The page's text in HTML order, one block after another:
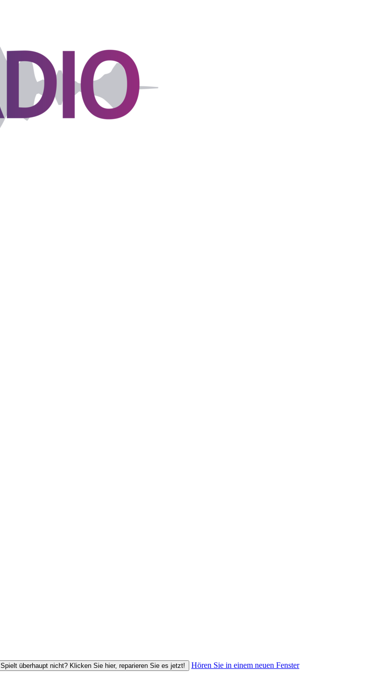
Spielt überhaupt nicht? Klicken Sie hier, reparieren Sie es jetzt! Hören Sie in einem neuen Fenster